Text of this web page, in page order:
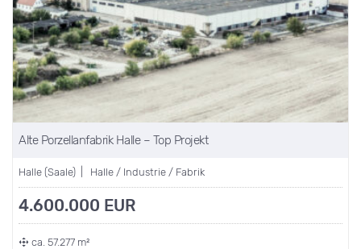
Alte Porzellanfabrik Halle – Top Projekt
Halle (Saale) | Halle / Industrie / Fabrik
4.600.000 EUR
ca. 57.277 m²